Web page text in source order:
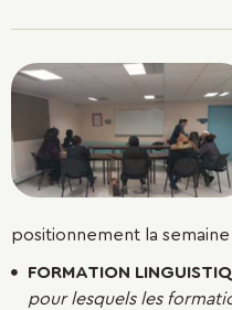
positionnement la
FORMATION
pour lesquels les